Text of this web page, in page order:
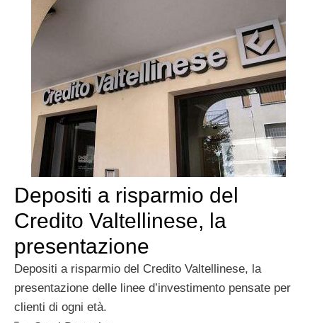
Depositi a risparmio del
Credito Valtellinese, la
presentazione
Depositi a risparmio del Credito Valtellinese, la
presentazione delle linee d’investimento pensate per
clienti di ogni età.